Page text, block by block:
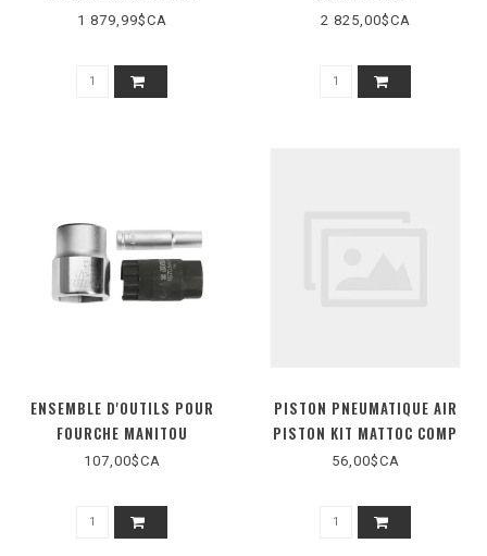
1 879,99$CA 2 825,00$CA
ENSEMBLE D'OUTILS POUR
FOURCHE MANITOU
107,00$CA
PISTON PNEUMATIQUE AIR
PISTON KIT MATTOC COMP
56,00$CA